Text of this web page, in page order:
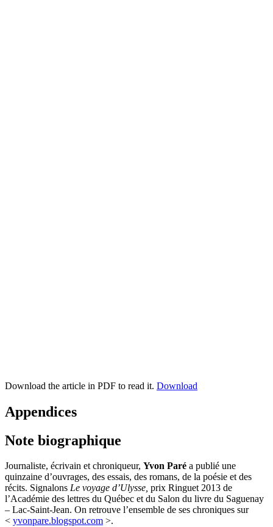
Download the article in PDF to read it. Download
Appendices
Note biographique
Journaliste, écrivain et chroniqueur, Yvon Paré a publié une
quinzaine d’ouvrages, des essais, des romans, de la poésie et des
récits. Signalons Le voyage d’Ulysse, prix Ringuet 2013 de
l’Académie des lettres du Québec et du Salon du livre du Saguenay
– Lac-Saint-Jean. On retrouve l’ensemble de ses chroniques sur
< yvonpare.blogspot.com >.